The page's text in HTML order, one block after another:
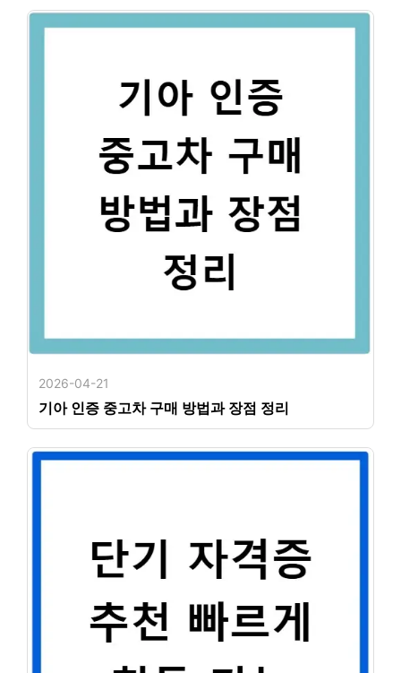
2026-04-21
기아 인증 중고차 구매 방법과 장점 정리